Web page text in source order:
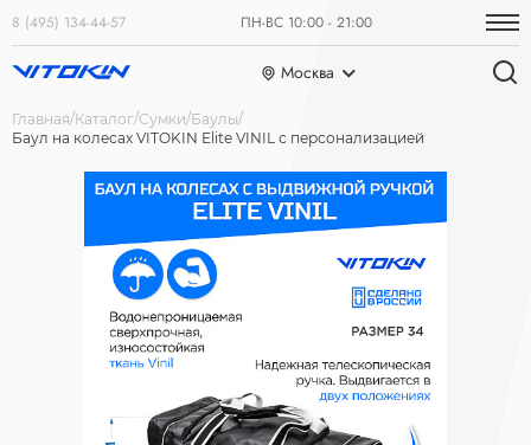
8 (495) 134-44-57 ПН-ВС 10:00 - 21:00
Москва
Главная Каталог Сумки Баулы
Баул на колесах VITOKIN Elite VINIL с персонализацией